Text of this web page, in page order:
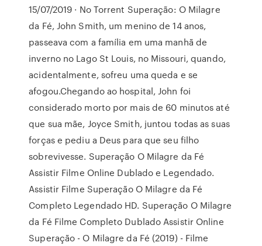
15/07/2019 · No Torrent Superação: O Milagre
da Fé, John Smith, um menino de 14 anos,
passeava com a família em uma manhã de
inverno no Lago St Louis, no Missouri, quando,
acidentalmente, sofreu uma queda e se
afogou.Chegando ao hospital, John foi
considerado morto por mais de 60 minutos até
que sua mãe, Joyce Smith, juntou todas as suas
forças e pediu a Deus para que seu filho
sobrevivesse. Superação O Milagre da Fé
Assistir Filme Online Dublado e Legendado.
Assistir Filme Superação O Milagre da Fé
Completo Legendado HD. Superação O Milagre
da Fé Filme Completo Dublado Assistir Online
Superação - O Milagre da Fé (2019) - Filme